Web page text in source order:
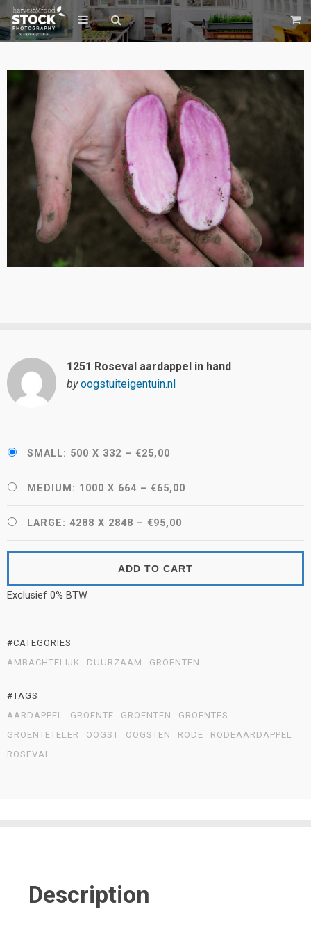
1251 Roseval aardappel in hand
by oogstuiteigentuin.nl
SMALL: 500 X 332 – €25,00
MEDIUM: 1000 X 664 – €65,00
LARGE: 4288 X 2848 – €95,00
ADD TO CART
Exclusief 0% BTW
#CATEGORIES
AMBACHTELIJK
DUURZAAM GROENTEN
#TAGS
AARDAPPEL
GROENTE GROENTEN
GROENTES
GROENTETELER
OOGST OOGSTEN RODE
RODEAARDAPPEL
ROSEVAL
Description